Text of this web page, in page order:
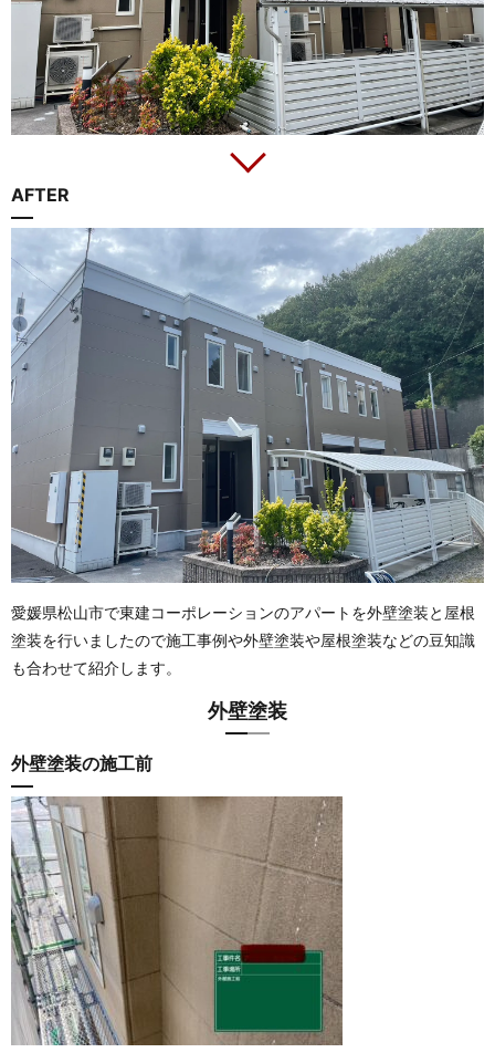
AFTER
愛媛県松山市で東建コーポレーションのアパートを外壁塗装と屋根
塗装を行いましたので施工事例や外壁塗装や屋根塗装などの豆知識
も合わせて紹介します。
外壁塗装
外壁塗装の施工前